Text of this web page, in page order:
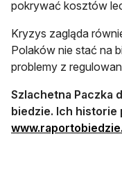
pokrywać kosztów
Kryzys zagląda
Polaków nie stać na
problemy z
Szlachetna Paczka
biedzie. Ich historie